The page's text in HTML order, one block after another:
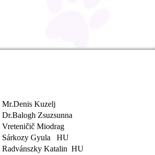
Mr.Denis Kuzelj
Dr.Balogh Zsuzsunna
Vreteničič Miodrag
Sárkozy Gyula HU
Radvánszky Katalin HU